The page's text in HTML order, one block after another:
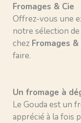
Fromages & Cie
Offrez-vous une
notre sélection
chez Fromages &
faire.
Un fromage à
Le Gouda est un
apprécié à la fois